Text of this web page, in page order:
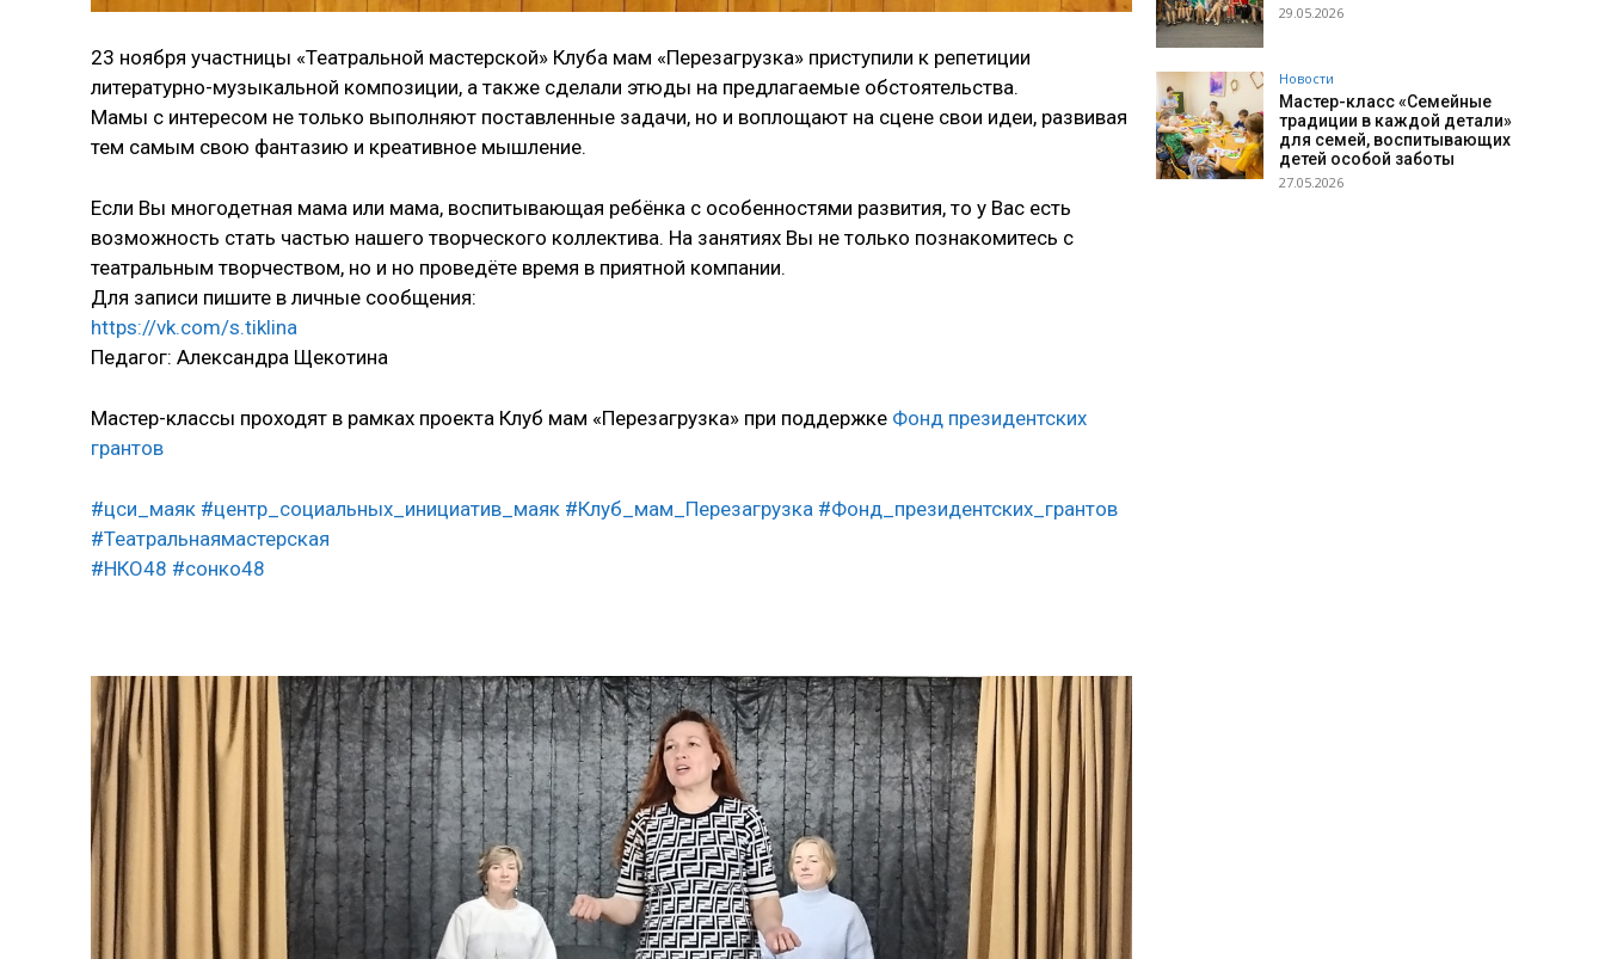
23 ноября участницы «Театральной мастерской» Клуба мам «Перезагрузка» приступили к репетиции
литературно-музыкальной композиции, а также сделали этюды на предлагаемые обстоятельства.
Мамы с интересом не только выполняют поставленные задачи, но и воплощают на сцене свои идеи, развивая
тем самым свою фантазию и креативное мышление.
Если Вы многодетная мама или мама, воспитывающая ребёнка с особенностями развития, то у Вас есть
возможность стать частью нашего творческого коллектива. На занятиях Вы не только познакомитесь с
театральным творчеством, но и но проведёте время в приятной компании.
Для записи пишите в личные сообщения:
https://vk.com/s.tiklina
Педагог: Александра Щекотина
Мастер-классы проходят в рамках проекта Клуб мам «Перезагрузка» при поддержке Фонд президентских
грантов
#цси_маяк #центр_социальных_инициатив_маяк #Клуб_мам_Перезагрузка #Фонд_президентских_грантов
#Театральнаямастерская
#НКО48 #сонко48
29.05.2026
Новости
Мастер-класс «Семейные
традиции в каждой детали»
для семей, воспитывающих
детей особой заботы
27.05.2026